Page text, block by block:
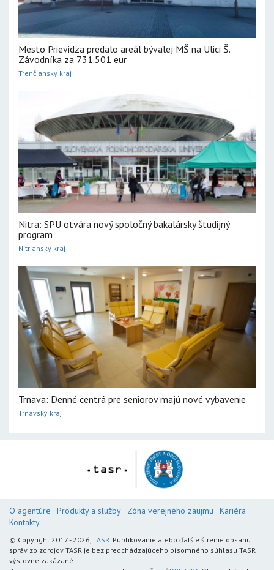
Mesto Prievidza predalo areál bývalej MŠ na Ulici Š.
Závodníka za 731.501 eur
Trenčiansky kraj
Nitra: SPU otvára nový spoločný bakalársky študijný
program
Nitriansky kraj
Trnava: Denné centrá pre seniorov majú nové vybavenie
Trnavský kraj
O agentúre Produkty a služby Zóna verejného záujmu
Kariéra
Kontakty
© Copyright 2017 - 2026, TASR. Publikovanie alebo ďalšie šírenie obsahu
správ zo zdrojov TASR je bez predchádzajúceho písomného súhlasu TASR
výslovne zakázané.